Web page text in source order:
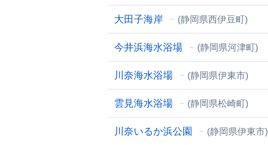
大田子海岸 (静岡県西伊豆町)
今井浜海水浴場 (静岡県河津町)
川奈海水浴場 (静岡県伊東市)
雲見海水浴場 (静岡県松崎町)
川奈いるか浜公園 (静岡県伊東市)